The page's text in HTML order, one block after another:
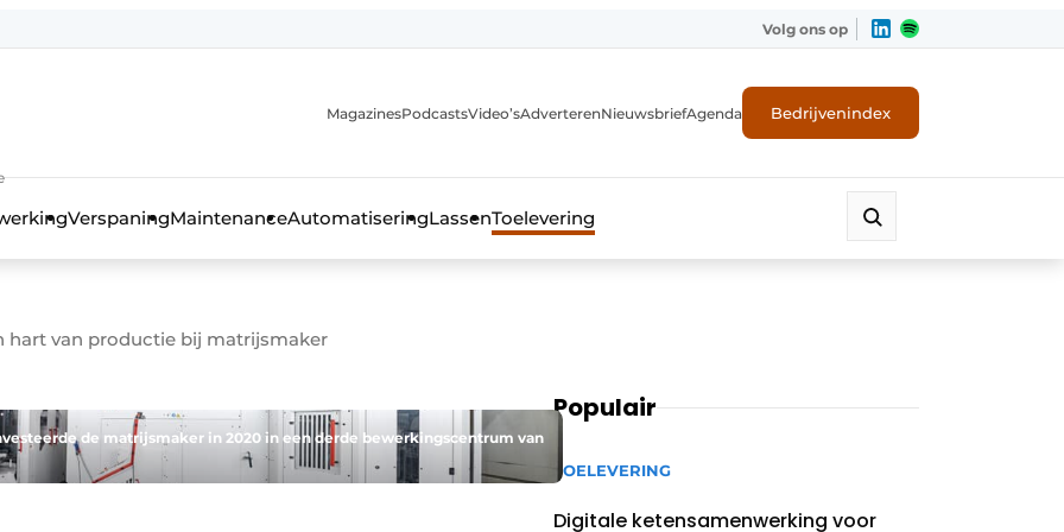
Volg ons op
MagazinesPodcastsVideo’sAdverterenNieuwsbriefAgenda Bedrijvenindex
VerspaningMaintenanceAutomatiseringLassenToelevering
hart van productie bij matrijsmaker
de matrijsmaker in 2020 in een derde bewerkingscentrum van
Populair
TOELEVERING
Digitale ketensamenwerking voor